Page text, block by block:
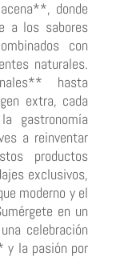
donde
a los sabores
con
naturales.
hasta
extra, cada
gastronomía
a reinventar
productos
exclusivos,
moderno y el
en un
celebración
la pasión por